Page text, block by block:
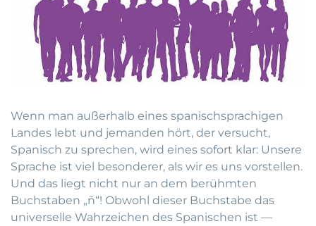
Wenn man außerhalb eines spanischsprachigen
Landes lebt und jemanden hört, der versucht,
Spanisch zu sprechen, wird eines sofort klar: Unsere
Sprache ist viel besonderer, als wir es uns vorstellen.
Und das liegt nicht nur an dem berühmten
Buchstaben „ñ“! Obwohl dieser Buchstabe das
universelle Wahrzeichen des Spanischen ist —